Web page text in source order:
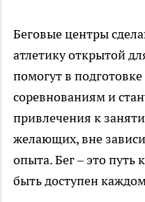
Беговые центры
атлетику открытой
помогут в
соревнованиям и
привлечения к
желающих, вне
опыта. Бег – это путь
быть доступен